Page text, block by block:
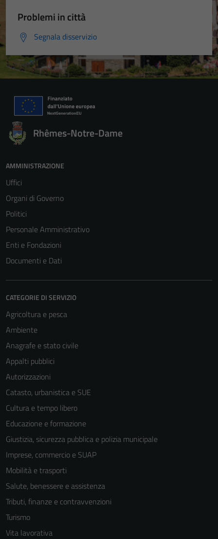
Problemi in città
Segnala disservizio
Rhêmes-Notre-Dame
AMMINISTRAZIONE
Uffici
Organi di Governo
Politici
Personale Amministrativo
Enti e Fondazioni
Documenti e Dati
CATEGORIE DI SERVIZIO
Agricoltura e pesca
Ambiente
Anagrafe e stato civile
Appalti pubblici
Autorizzazioni
Catasto, urbanistica e SUE
Cultura e tempo libero
Educazione e formazione
Giustizia, sicurezza pubblica e polizia municipale
Imprese, commercio e SUAP
Mobilità e trasporti
Salute, benessere e assistenza
Tributi, finanze e contravvenzioni
Turismo
Vita lavorativa